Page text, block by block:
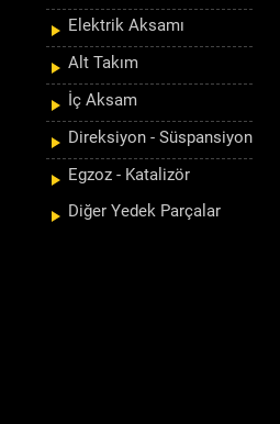
Elektrik Aksamı
Alt Takım
İç Aksam
Direksiyon - Süspansiyon
Egzoz - Katalizör
Diğer Yedek Parçalar